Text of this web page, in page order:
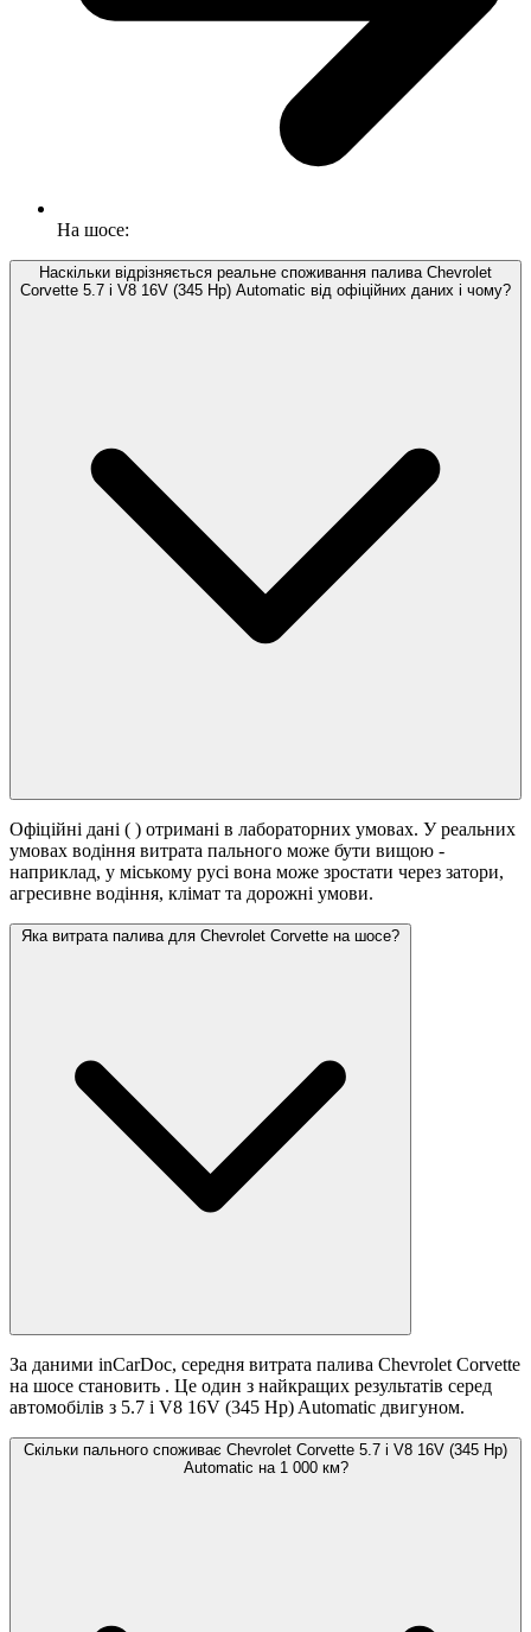
На шосе:
Наскільки відрізняється реальне споживання палива Chevrolet
Corvette 5.7 i V8 16V (345 Hp) Automatic від офіційних даних і чому?
Офіційні дані ( ) отримані в лабораторних умовах. У реальних
умовах водіння витрата пального може бути вищою -
наприклад, у міському русі вона може зростати через затори,
агресивне водіння, клімат та дорожні умови.
Яка витрата палива для Chevrolet Corvette на шосе?
За даними inCarDoc, середня витрата палива Chevrolet Corvette
на шосе становить . Це один з найкращих результатів серед
автомобілів з 5.7 i V8 16V (345 Hp) Automatic двигуном.
Скільки пального споживає Chevrolet Corvette 5.7 i V8 16V (345 Hp)
Automatic на 1 000 км?